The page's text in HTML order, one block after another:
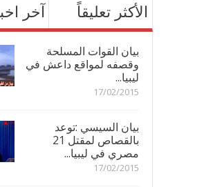
آخر الأكثر تعليقاً
بيان القوات المسلحة
وقصفه لمواقع داعش في
ليبيا...
17/02/2015
بيان السيسي :توعد
بالقصاص لمقتل 21
مصري في ليبيا...
17/02/2015